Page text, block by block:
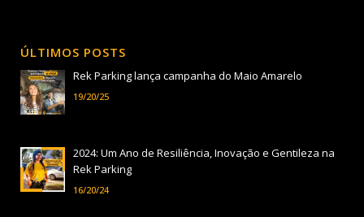
ÚLTIMOS POSTS
Rek Parking lança campanha do Maio Amarelo
19/20/25
2024: Um Ano de Resiliência, Inovação e Gentileza na
Rek Parking
16/20/24